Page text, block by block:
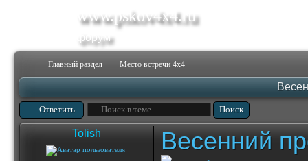
www.pskov4x4.ru
форум
Главный раздел Место встречи 4х4
Ответить
Tolish Весенний